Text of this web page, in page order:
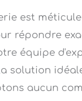
répondre
équipe
solution
aucun